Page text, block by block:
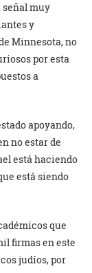
señal muy
y
Minnesota, no
por esta
a
apoyando,
no estar de
está haciendo
está siendo
que
firmas en este
judíos, por